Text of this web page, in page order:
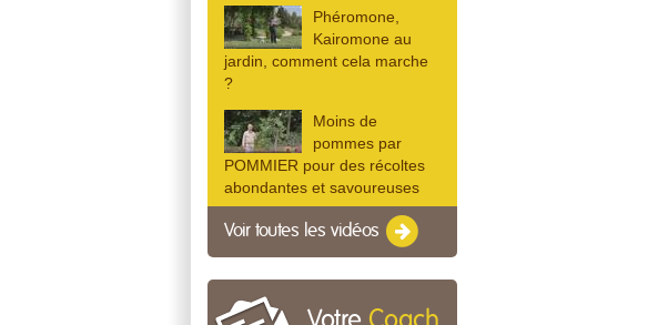
Phéromone,
Kairomone au
jardin, comment cela marche
?
Moins de
pommes par
POMMIER pour des récoltes
abondantes et savoureuses
Voir toutes les vidéos